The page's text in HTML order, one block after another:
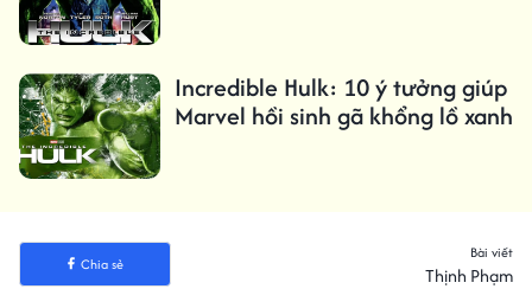
Incredible Hulk: 10 ý tưởng giúp
Marvel hồi sinh gã khổng lồ xanh
Chia sẻ
Bài viết
Thịnh Phạm